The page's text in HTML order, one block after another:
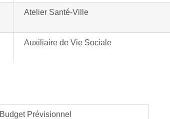
Atelier Santé-Ville
Auxiliaire de Vie Sociale
Budget Prévisionnel